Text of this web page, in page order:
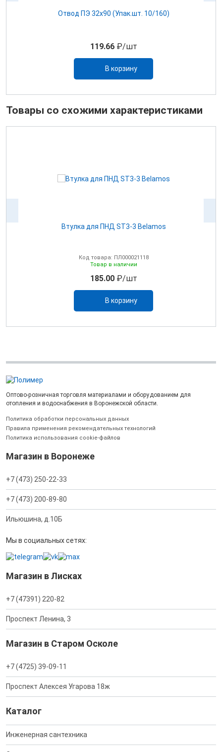
Отвод ПЭ 32х90 (Упак.шт. 10/160)
119.66₽/шт
В корзину
Товары со схожими характеристиками
Втулка для ПНД ST3-3 Belamos
Код товара: ПЛ000021118
Товар в наличии
185.00₽/шт
В корзину
Оптово-розничная торговля материалами и оборудованием для
отопления и водоснабжения в Воронежской области.
Политика обработки персональных данных
Правила применения рекомендательных технологий
Политика использования cookie-файлов
Магазин в Воронеже
+7 (473) 250-22-33
+7 (473) 200-89-80
Ильюшина, д.10Б
Мы в социальных сетях:
Магазин в Лисках
+7 (47391) 220-82
Проспект Ленина, 3
Магазин в Старом Осколе
+7 (4725) 39-09-11
Проспект Алексея Угарова 18ж
Каталог
Инженерная сантехника